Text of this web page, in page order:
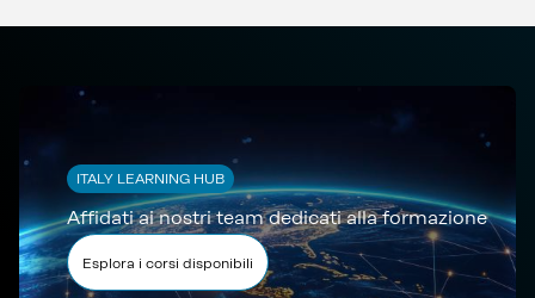
ITALY LEARNING HUB
Affidati ai nostri team dedicati alla formazione
Esplora i corsi disponibili